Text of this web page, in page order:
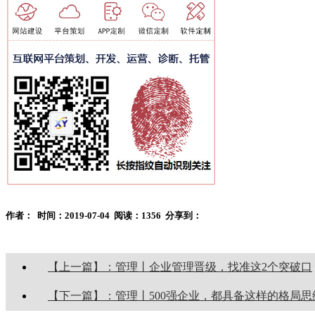
作者： 时间：2019-07-04 阅读：1356 分享到：
【上一篇】：管理丨企业管理晋级，找准这2个突破口
【下一篇】：管理丨500强企业，都具备这样的格局思